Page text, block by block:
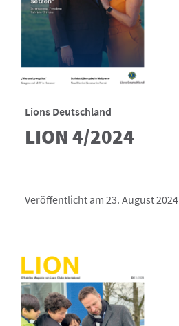
Lions Deutschland
LION 4/2024
Veröffentlicht am 23. August 2024